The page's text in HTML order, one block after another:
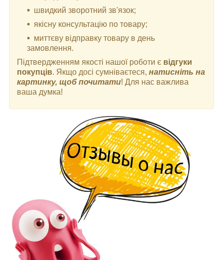
швидкий зворотний зв'язок;
якісну консультацію по товару;
миттєву відправку товару в день
замовлення.
Підтвердженням якості нашої роботи є відгуки
покупців. Якщо досі сумніваєтеся, натисніть на
картинку, щоб почитати! Для нас важлива
ваша думка!